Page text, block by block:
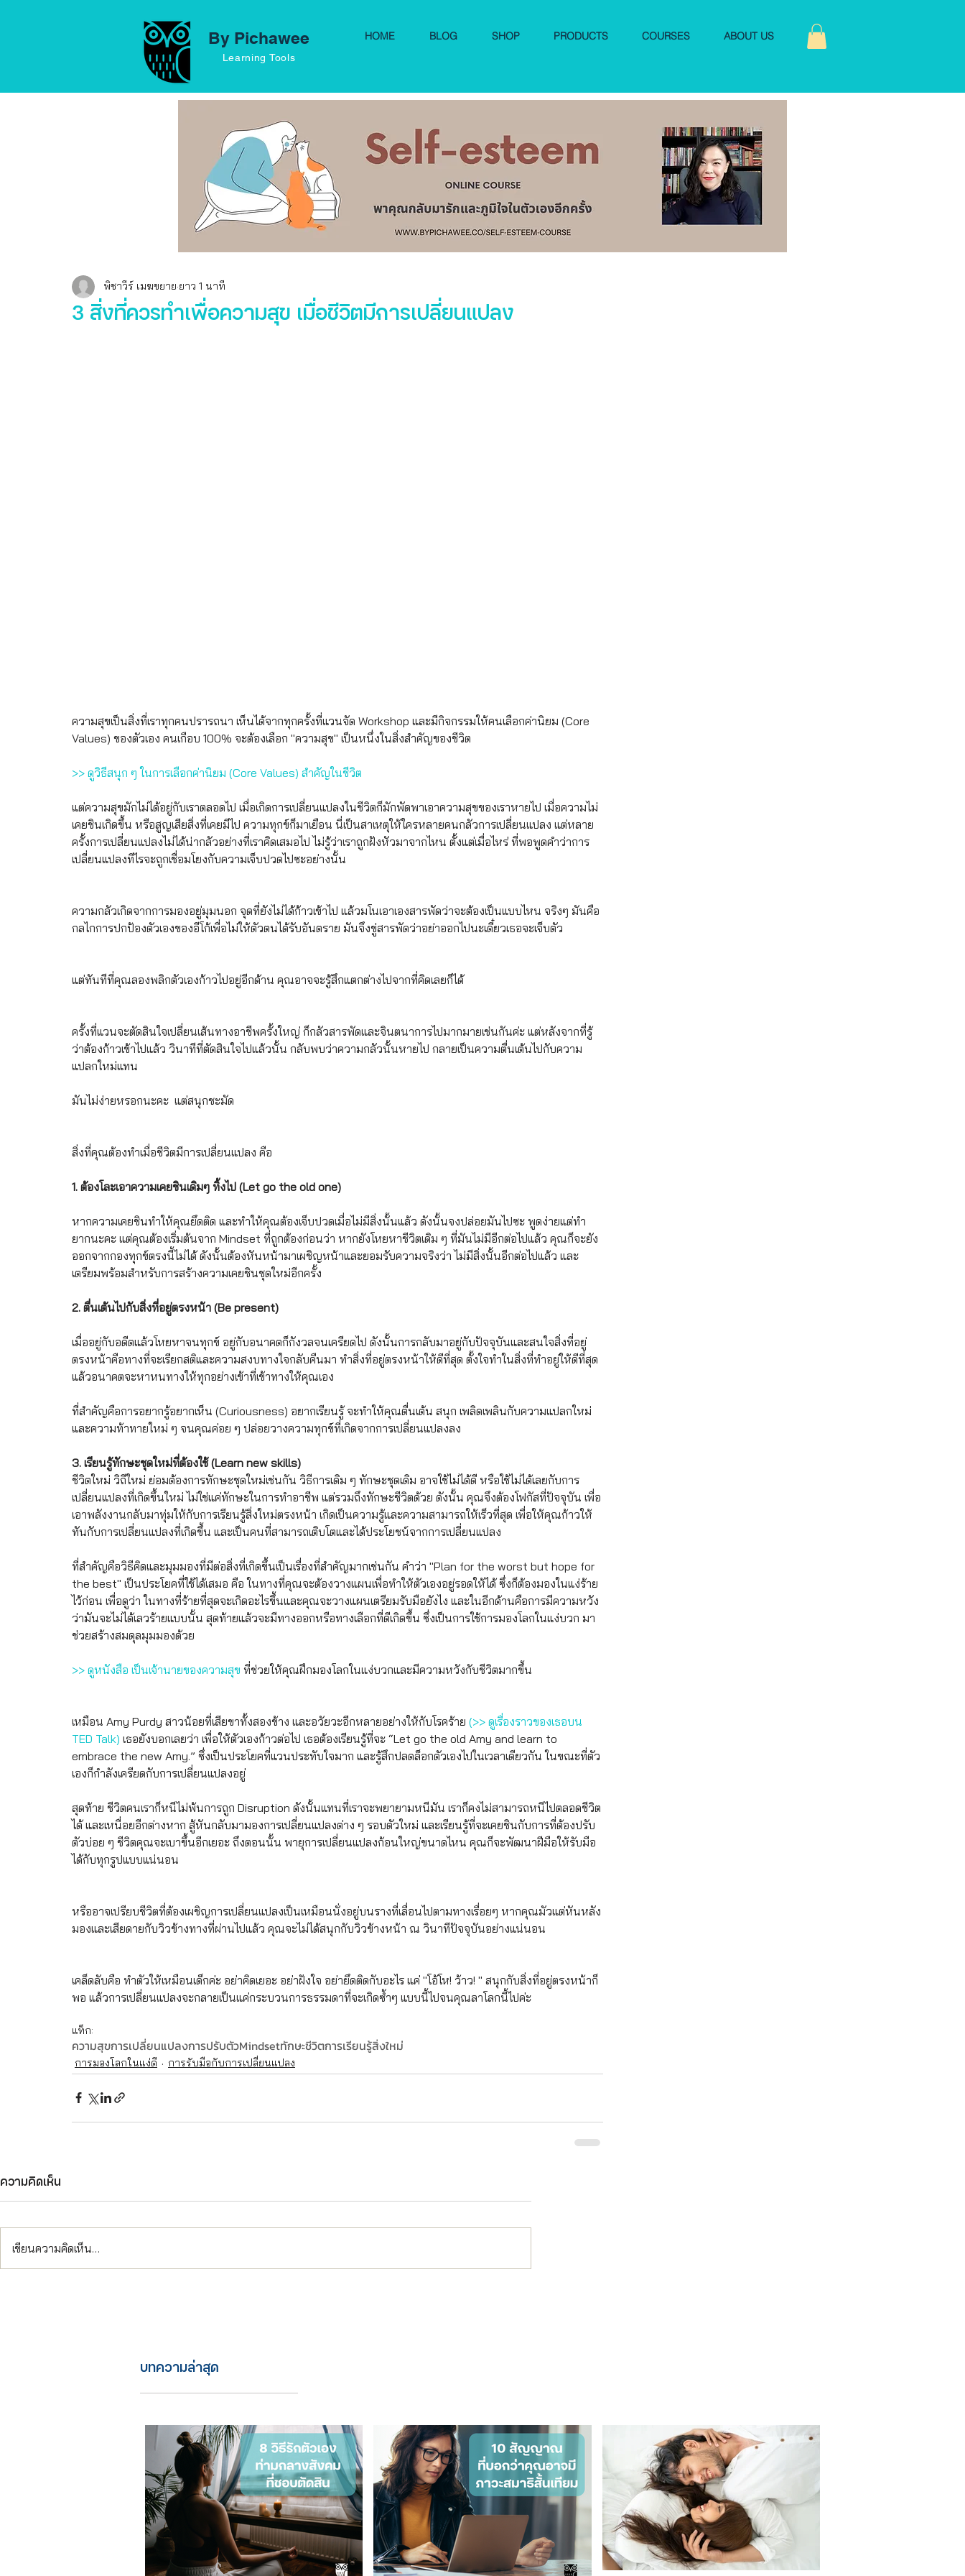
By Pichawee
Learning Tools
HOME BLOG SHOP PRODUCTS COURSES ABOUT US
3 สิ่งที่ควรทำเพื่อความสุข เมื่อชีวิตมีการเปลี่ยนแปลง
พิชาวีร์ เมฆขยาย ยาว 1 นาที
ความสุขเป็นสิ่งที่เราทุกคนปรารถนา เห็นได้จากทุกครั้งที่แวนจัด Workshop และมีกิจกรรมให้คนเลือกค่านิยม (Core
Values) ของตัวเอง คนเกือบ 100% จะต้องเลือก "ความสุข" เป็นหนึ่งในสิ่งสำคัญของชีวิต
>> ดูวิธีสนุก ๆ ในการเลือกค่านิยม (Core Values) สำคัญในชีวิต
แต่ความสุขมักไม่ได้อยู่กับเราตลอดไป เมื่อเกิดการเปลี่ยนแปลงในชีวิตก็มักพัดพาเอาความสุขของเราหายไป เมื่อความไม่
เคยชินเกิดขึ้น หรือสูญเสียสิ่งที่เคยมีไป ความทุกข์ก็มาเยือน นี่เป็นสาเหตุให้ใครหลายคนกลัวการเปลี่ยนแปลง แต่หลาย
ครั้งการเปลี่ยนแปลงไม่ได้น่ากลัวอย่างที่เราคิดเสมอไป ไม่รู้ว่าเราถูกฝังหัวมาจากไหน ตั้งแต่เมื่อไหร่ ที่พอพูดคำว่าการ
เปลี่ยนแปลงทีไรจะถูกเชื่อมโยงกับความเจ็บปวดไปซะอย่างนั้น
ความกลัวเกิดจากการมองอยู่มุมนอก จุดที่ยังไม่ได้ก้าวเข้าไป แล้วมโนเอาเองสารพัดว่าจะต้องเป็นแบบไหน จริงๆ มันคือ
กลไกการปกป้องตัวเองของอีโก้เพื่อไม่ให้ตัวตนได้รับอันตราย มันจึงขู่สารพัดว่าอย่าออกไปนะเดี๋ยวเธอจะเจ็บตัว
แต่ทันทีที่คุณลองพลิกตัวเองก้าวไปอยู่อีกด้าน คุณอาจจะรู้สึกแตกต่างไปจากที่คิดเลยก็ได้
ครั้งที่แวนจะตัดสินใจเปลี่ยนเส้นทางอาชีพครั้งใหญ่ ก็กลัวสารพัดและจินตนาการไปมากมายเช่นกันค่ะ แต่หลังจากที่รู้
ว่าต้องก้าวเข้าไปแล้ว วินาทีที่ตัดสินใจไปแล้วนั้น กลับพบว่าความกลัวนั้นหายไป กลายเป็นความตื่นเต้นไปกับความ
แปลกใหม่แทน
มันไม่ง่ายหรอกนะคะ  แต่สนุกชะมัด
สิ่งที่คุณต้องทำเมื่อชีวิตมีการเปลี่ยนแปลง คือ
1. ต้องโละเอาความเคยชินเดิมๆ ทิ้งไป (Let go the old one)
หากความเคยชินทำให้คุณยึดติด และทำให้คุณต้องเจ็บปวดเมื่อไม่มีสิ่งนั้นแล้ว ดังนั้นจงปล่อยมันไปซะ พูดง่ายแต่ทำ
ยากนะคะ แต่คุณต้องเริ่มต้นจาก Mindset ที่ถูกต้องก่อนว่า หากยังโหยหาชีวิตเดิม ๆ ที่มันไม่มีอีกต่อไปแล้ว คุณก็จะยัง
ออกจากกองทุกข์ตรงนี้ไม่ได้ ดังนั้นต้องหันหน้ามาเผชิญหน้าและยอมรับความจริงว่า ไม่มีสิ่งนั้นอีกต่อไปแล้ว และ
เตรียมพร้อมสำหรับการสร้างความเคยชินชุดใหม่อีกครั้ง
2. ตื่นเต้นไปกับสิ่งที่อยู่ตรงหน้า (Be present)
เมื่ออยู่กับอดีตแล้วโหยหาจนทุกข์ อยู่กับอนาคตก็กังวลจนเครียดไป ดังนั้นการกลับมาอยู่กับปัจจุบันและสนใจสิ่งที่อยู่
ตรงหน้าคือทางที่จะเรียกสติและความสงบทางใจกลับคืนมา ทำสิ่งที่อยู่ตรงหน้าให้ดีที่สุด ตั้งใจทำในสิ่งที่ทำอยู่ให้ดีที่สุด
แล้วอนาคตจะหาหนทางให้ทุกอย่างเข้าที่เข้าทางให้คุณเอง
ที่สำคัญคือการอยากรู้อยากเห็น (Curiousness) อยากเรียนรู้ จะทำให้คุณตื่นเต้น สนุก เพลิดเพลินกับความแปลกใหม่
และความท้าทายใหม่ ๆ จนคุณค่อย ๆ ปล่อยวางความทุกข์ที่เกิดจากการเปลี่ยนแปลงลง
3. เรียนรู้ทักษะชุดใหม่ที่ต้องใช้ (Learn new skills)
ชีวิตใหม่ วิถีใหม่ ย่อมต้องการทักษะชุดใหม่เช่นกัน วิธีการเดิม ๆ ทักษะชุดเดิม อาจใช้ไม่ได้ดี หรือใช้ไม่ได้เลยกับการ
เปลี่ยนแปลงที่เกิดขึ้นใหม่ ไม่ใช่แค่ทักษะในการทำอาชีพ แต่รวมถึงทักษะชีวิตด้วย ดังนั้น คุณจึงต้องโฟกัสที่ปัจจุบัน เพื่อ
เอาพลังงานกลับมาทุ่มให้กับการเรียนรู้สิ่งใหม่ตรงหน้า เกิดเป็นความรู้และความสามารถให้เร็วที่สุด เพื่อให้คุณก้าวให้
ทันกับการเปลี่ยนแปลงที่เกิดขึ้น และเป็นคนที่สามารถเติบโตและได้ประโยชน์จากการเปลี่ยนแปลง
ที่สำคัญคือวิธีคิดและมุมมองที่มีต่อสิ่งที่เกิดขึ้นเป็นเรื่องที่สำคัญมากเช่นกัน คำว่า "Plan for the worst but hope for
the best" เป็นประโยคที่ใช้ได้เสมอ คือ ในทางที่คุณจะต้องวางแผนเพื่อทำให้ตัวเองอยู่รอดให้ได้ ซึ่งก็ต้องมองในแง่ร้าย
ไว้ก่อน เพื่อดูว่า ในทางที่ร้ายที่สุดจะเกิดอะไรขึ้นและคุณจะวางแผนเตรียมรับมือยังไง และในอีกด้านคือการมีความหวัง
ว่ามันจะไม่ได้เลวร้ายแบบนั้น สุดท้ายแล้วจะมีทางออกหรือทางเลือกที่ดีเกิดขึ้น ซึ่งเป็นการใช้การมองโลกในแง่บวก มา
ช่วยสร้างสมดุลมุมมองด้วย
>> ดูหนังสือ เป็นเจ้านายของความสุข ที่ช่วยให้คุณฝึกมองโลกในแง่บวกและมีความหวังกับชีวิตมากขึ้น
เหมือน Amy Purdy สาวน้อยที่เสียขาทั้งสองข้าง และอวัยวะอีกหลายอย่างให้กับโรคร้าย (>> ดูเรื่องราวของเธอบน
TED Talk) เธอยังบอกเลยว่า เพื่อให้ตัวเองก้าวต่อไป เธอต้องเรียนรู้ที่จะ “Let go the old Amy and learn to
embrace the new Amy.” ซึ่งเป็นประโยคที่แวนประทับใจมาก และรู้สึกปลดล็อกตัวเองไปในเวลาเดียวกัน ในขณะที่ตัว
เองก็กำลังเครียดกับการเปลี่ยนแปลงอยู่
สุดท้าย ชีวิตคนเราก็หนีไม่พ้นการถูก Disruption ดังนั้นแทนที่เราจะพยายามหนีมัน เราก็คงไม่สามารถหนีไปตลอดชีวิต
ได้ และเหนื่อยอีกต่างหาก สู้หันกลับมามองการเปลี่ยนแปลงต่าง ๆ รอบตัวใหม่ และเรียนรู้ที่จะเคยชินกับการที่ต้องปรับ
ตัวบ่อย ๆ ชีวิตคุณจะเบาขึ้นอีกเยอะ ถึงตอนนั้น พายุการเปลี่ยนแปลงก้อนใหญ่ขนาดไหน คุณก็จะพัฒนาฝีมือให้รับมือ
ได้กับทุกรูปแบบแน่นอน
หรืออาจเปรียบชีวิตที่ต้องเผชิญการเปลี่ยนแปลงเป็นเหมือนนั่งอยู่บนรางที่เลื่อนไปตามทางเรื่อยๆ หากคุณมัวแต่หันหลัง
มองและเสียดายกับวิวข้างทางที่ผ่านไปแล้ว คุณจะไม่ได้สนุกกับวิวข้างหน้า ณ วินาทีปัจจุบันอย่างแน่นอน
เคล็ดลับคือ ทำตัวให้เหมือนเด็กค่ะ อย่าคิดเยอะ อย่าฝังใจ อย่ายึดติดกับอะไร แค่ "โอ้โห! ว้าว! " สนุกกับสิ่งที่อยู่ตรงหน้าก็
พอ แล้วการเปลี่ยนแปลงจะกลายเป็นแค่กระบวนการธรรมดาที่จะเกิดซ้ำๆ แบบนี้ไปจนคุณลาโลกนี้ไปค่ะ
แท็ก:
ความสุขการเปลี่ยนแปลงการปรับตัวMindsetทักษะชีวิตการเรียนรู้สิ่งใหม่
การมองโลกในแง่ดี การรับมือกับการเปลี่ยนแปลง
ความคิดเห็น
เขียนความคิดเห็น…
บทความล่าสุด